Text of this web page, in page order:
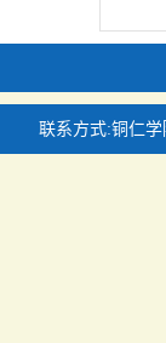
联系方式:铜仁